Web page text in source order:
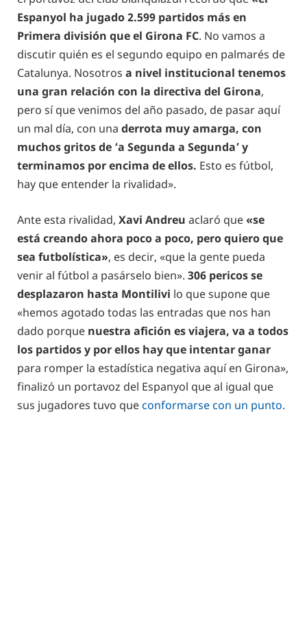
Espanyol ha jugado 2.599 partidos más en
Primera división que el Girona FC. No vamos a
discutir quién es el segundo equipo en palmarés de
Catalunya. Nosotros a nivel institucional tenemos
una gran relación con la directiva del Girona,
pero sí que venimos del año pasado, de pasar aquí
un mal día, con una derrota muy amarga, con
muchos gritos de ‘a Segunda a Segunda’ y
terminamos por encima de ellos. Esto es fútbol,
hay que entender la rivalidad».
Ante esta rivalidad, Xavi Andreu aclaró que«se
está creando ahora poco a poco, pero quiero que
sea futbolística», es decir, «que la gente pueda
venir al fútbol a pasárselo bien». 306 pericos se
desplazaron hasta Montilivi lo que supone que
«hemos agotado todas las entradas que nos han
dado porque nuestra afición es viajera, va a todos
los partidos y por ellos hay que intentar ganar
para romper la estadística negativa aquí en Girona»,
finalizó un portavoz del Espanyol que al igual que
sus jugadores tuvo que conformarse con un punto.